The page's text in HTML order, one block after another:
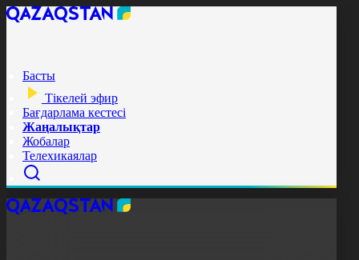
Басты
Тікелей эфир
Бағдарлама кестесі
Жаңалықтар
Жобалар
Телехикаялар